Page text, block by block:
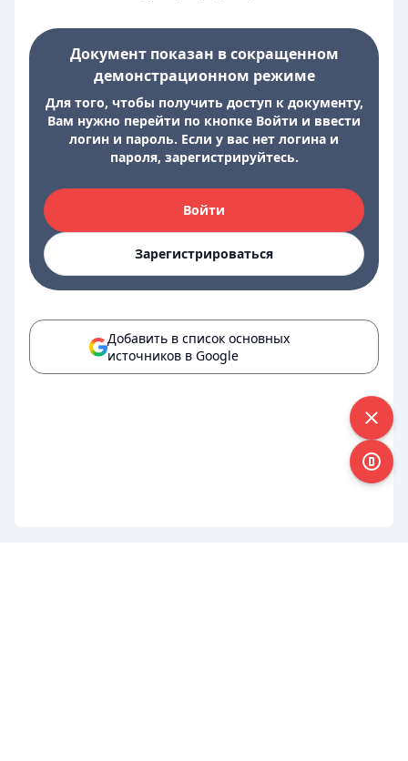
Документ показан в сокращенном
демонстрационном режиме
Для того, чтобы получить доступ к документу,
Вам нужно перейти по кнопке Войти и ввести
логин и пароль. Если у вас нет логина и
пароля, зарегистрируйтесь.
Войти
Зарегистрироваться
Добавить в список основных
источников в Google